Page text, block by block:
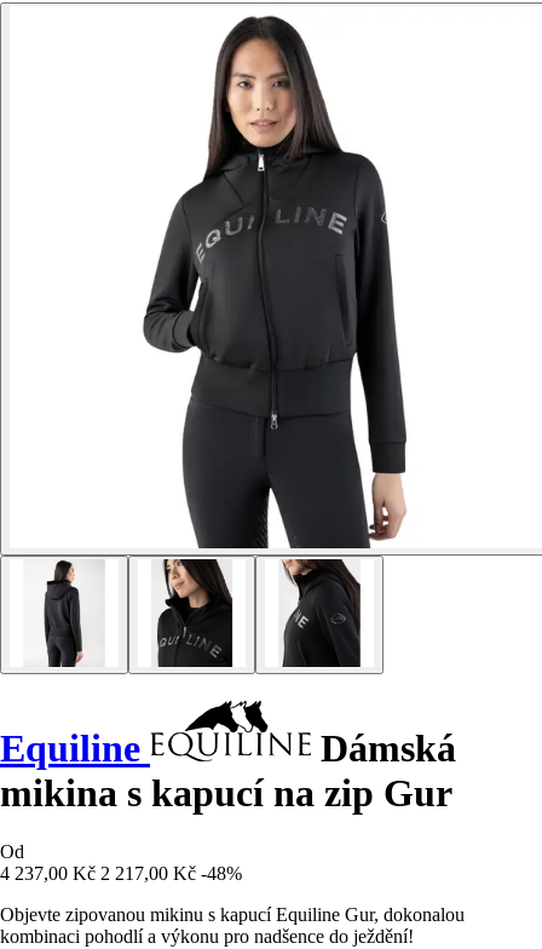
Equiline
Dámská
mikina s kapucí na zip Gur
Od
4 237,00 Kč 2 217,00 Kč -48%
Objevte zipovanou mikinu s kapucí Equiline Gur, dokonalou
kombinaci pohodlí a výkonu pro nadšence do ježdění!